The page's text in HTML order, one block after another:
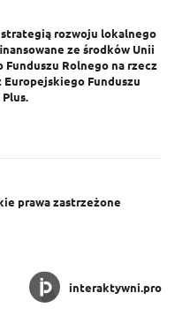
strategią rozwoju lokalnego
ze środków Unii
Rolnego na rzecz
Europejskiego Funduszu
prawa zastrzeżone
interaktywni.pro